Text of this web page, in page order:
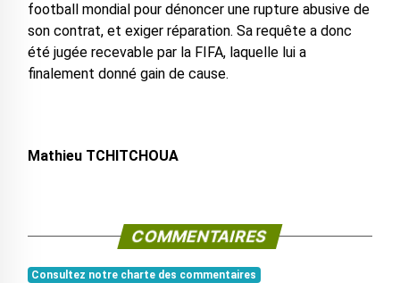
football mondial pour dénoncer une rupture abusive de
son contrat, et exiger réparation. Sa requête a donc
été jugée recevable par la FIFA, laquelle lui a
finalement donné gain de cause.
Mathieu TCHITCHOUA
COMMENTAIRES
Consultez notre charte des commentaires